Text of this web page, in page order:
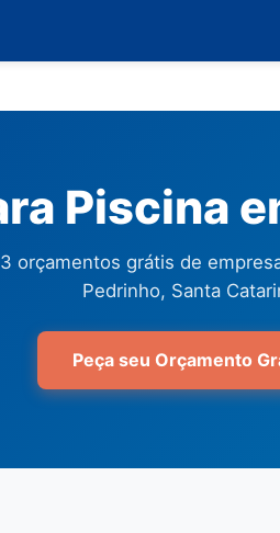
Piscina
orçamentos grátis de
Pedrinho, Santa
Peça seu Orçamento